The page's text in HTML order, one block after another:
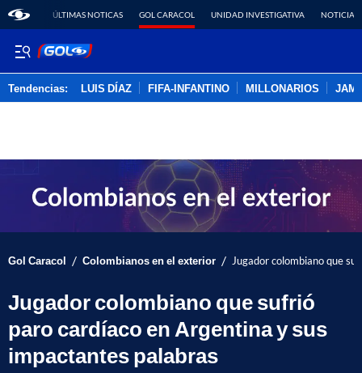
ÚLTIMAS NOTICAS GOL CARACOL UNIDAD INVESTIGATIVA NOTICIAS
Tendencias: LUIS DÍAZ FIFA-INFANTINO MILLONARIOS
Gol Caracol / Colombianos en el exterior / Jugador colombiano que
Jugador colombiano que sufrió
paro cardíaco en Argentina y sus
impactantes palabras